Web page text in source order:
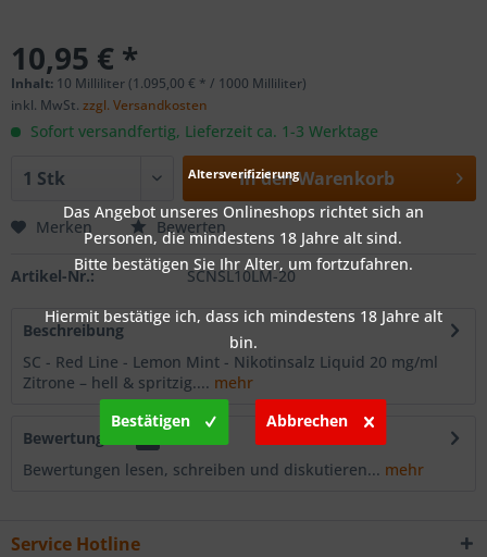
10,95 € *
Inhalt: 10 Milliliter (1.095,00 € * / 1000 Milliliter)
inkl. MwSt. zzgl. Versandkosten
Sofort versandfertig, Lieferzeit ca. 1-3 Werktage
In denWarenkorb
Merken Bewerten
Artikel-Nr.: SCNSL10LM-20
Beschreibung
SC - Red Line - Lemon Mint - Nikotinsalz Liquid 20 mg/ml
Zitrone – hell & spritzig.... mehr
Bewertungen
Bewertungen lesen, schreiben und diskutieren... mehr
Service Hotline
Altersverifizierung
Das Angebot unseres Onlineshops richtet sich an
Personen, die mindestens 18 Jahre alt sind.
Bitte bestätigen Sie Ihr Alter, um fortzufahren.
Hiermit bestätige ich, dass ich mindestens 18 Jahre alt
bin.
Bestätigen Abbrechen